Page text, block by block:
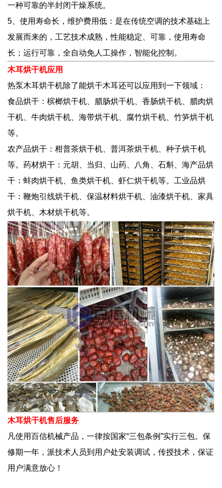
一种可靠的半封闭干燥系统。
5、使用寿命长，维护费用低：是在传统空调的技术基础上
发展而来的，工艺技术成熟，性能稳定、可靠，使用寿命
长；运行可靠，全自动免人工操作，智能化控制。
木耳烘干机应用
热泵木耳烘干机除了能烘干木耳还可以应用到一下领域：
食品烘干：槟榔烘干机、腊肠烘干机、香肠烘干机、腊肉烘
干机、牛肉烘干机、海带烘干机、腐竹烘干机、竹笋烘干机
等。
农产品烘干：柑普茶烘干机、普洱茶烘干机、种子烘干机
等。药材烘干：元胡、当归、山药、八角、石斛、海产品烘
干：蚌肉烘干机、鱼类烘干机、虾仁烘干机等。工业品烘
干：鞭炮引线烘干机、保温材料烘干机、油漆烘干机、家具
烘干机、木材烘干机等。
木耳烘干机售后服务
凡使用百信机械产品，一律按国家“三包条例”实行三包。保
修期一年，派技术人员到用户处安装调试，传授技术，保证
用户满意放心！